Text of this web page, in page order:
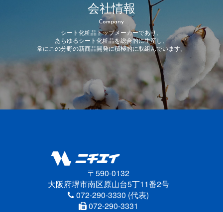
会社情報
Company
シート化粧品トップメーカーであり、
あらゆるシート化粧品を総合的に生産し、
常にこの分野の新商品開発に積極的に取組んでいます。
〒590-0132
大阪府堺市南区原山台5丁11番2号
072-290-3330 (代表)
072-290-3331